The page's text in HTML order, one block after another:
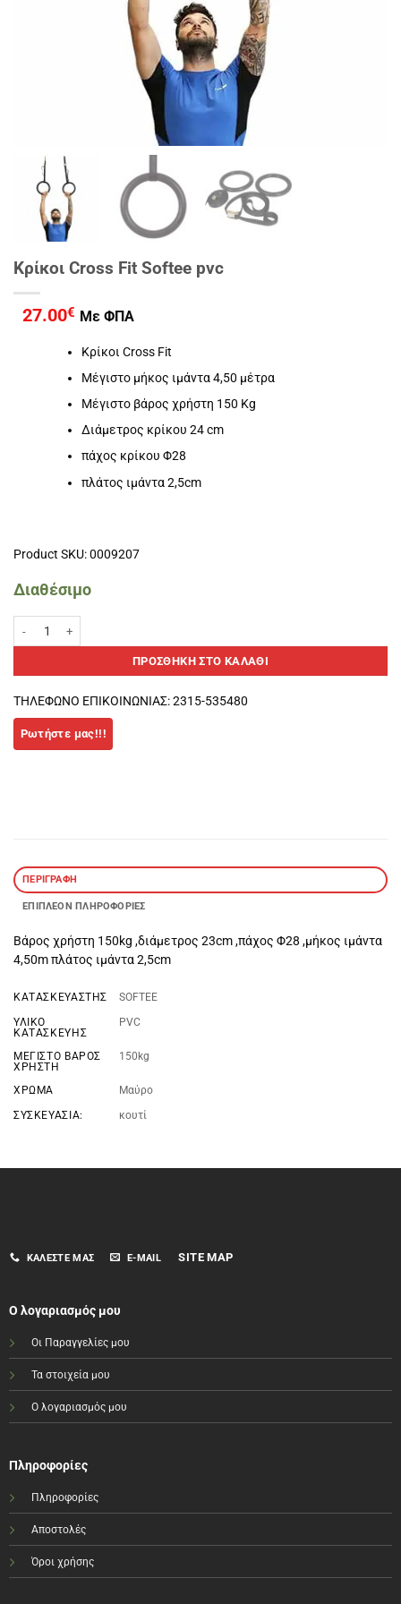
Κρίκοι Cross Fit Softee pvc
27.00€ Με ΦΠΑ
Κρίκοι Cross Fit
Μέγιστο μήκος ιμάντα 4,50 μέτρα
Μέγιστο βάρος χρήστη 150 Kg
Διάμετρος κρίκου 24 cm
πάχος κρίκου Φ28
πλάτος ιμάντα 2,5cm
Product SKU: 0009207
Διαθέσιμο
ΠΡΟΣΘΉΚΗ ΣΤΟ ΚΑΛΆΘΙ
ΤΗΛΕΦΩΝΟ ΕΠΙΚΟΙΝΩΝΙΑΣ: 2315-535480
ΠΕΡΙΓΡΑΦΉ
ΕΠΙΠΛΈΟΝ ΠΛΗΡΟΦΟΡΊΕΣ
Βάρος χρήστη 150kg ,διάμετρος 23cm ,πάχος Φ28 ,μήκος ιμάντα
4,50m πλάτος ιμάντα 2,5cm
ΚΑΤΑΣΚΕΥΑΣΤΉΣ
SOFTEE
ΥΛΙΚΌ
ΚΑΤΑΣΚΕΥΉΣ
PVC
ΜΈΓΙΣΤΟ ΒΆΡΟΣ
ΧΡΉΣΤΗ
150kg
ΧΡΏΜΑ
Μαύρο
ΣΥΣΚΕΥΑΣΊΑ:
κουτί
ΚΑΛΈΣΤΕ ΜΑΣ E-MAIL SITE MAP
Ο λογαριασμός μου
Οι Παραγγελίες μου
Τα στοιχεία μου
Ο λογαριασμός μου
Πληροφορίες
Πληροφορίες
Αποστολές
Όροι χρήσης